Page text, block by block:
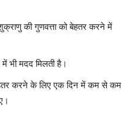
की गुणवत्ता को बेहतर करने में
भी मदद मिलती है।
करने के लिए एक दिन में कम से कम